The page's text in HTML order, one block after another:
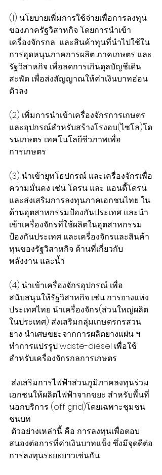
(1) นโยบายเพิ่มการใช้จ่ายเพื่อการลงทุน
ของภาครัฐวิสาหกิจ โดยการนำเข้า
เครื่องจักรกล  และสินค้าทุนที่นำไปใช้ใน
การอุดหนุนภาคการผลิต ภาคเกษตร และ
รัฐวิสาหกิจ เพื่อลดการเกินดุลบัญชีเดิน
สะพัด เพื่อส่งสัญญาณให้ค่าเงินบาทอ่อน
ตัวลง
(2) เพิ่มการนำเข้าเครื่องจักรการเกษตร
และอุปกรณ์สำหรับสร้างโรงอบ(ไซโล)โด
รนเกษตร เทคโนโลยีชีวภาพเพื่อ
การเกษตร
(3) นำเข้ายุทโธปกรณ์ และเครื่องจักรเพื่อ
ความมั่นคง เช่น โดรน และ แอนตี้โดรน
และส่งเสริมการลงทุนภาคเอกชนไทย ใน
ด้านอุตสาหกรรมป้องกันประเทศ และนำ
เข้าเครื่องจักรที่ใช้ผลิตในอุตสาหกรรม
ป้องกันประเทศ และเครื่องจักรและสินค้า
ทุนของรัฐวิสาหกิจ ด้านที่เกี่ยวกับ
พลังงาน และน้ำ
(4) นำเข้าเครื่องจักรอุปกรณ์ เพื่อ
สนับสนุนให้รัฐวิสาหกิจ เช่น การยางแห่ง
ประเทศไทย นำเครื่องจักร(ส่วนใหญ่ผลิต
ในประเทศ) ส่งเสริมกลุ่มเกษตรกรสวน
ยาง นำเศษขยะจากการผลิตยางแผ่น ฯ
ทำการแปรรูป waste-diesel เพื่อใช้
สำหรับเครื่องจักรกลการเกษตร
เอกชนให้ผลิตไฟฟ้าจากขยะ สำหรับพื้นที่
นอกบริการ (off grid)โดยเฉพาะชุมชน
ชนบท
สนองต่อการที่ค่าเงินบาทแข็ง ซึ่งมีจุดดีต่อ
การลงทุนระยะยาวเช่นกัน